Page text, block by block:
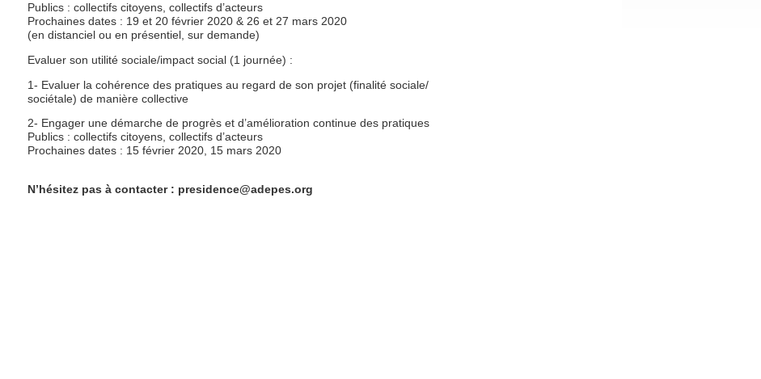
Publics : collectifs citoyens, collectifs d’acteurs
Prochaines dates : 19 et 20 février 2020 & 26 et 27 mars 2020
(en distanciel ou en présentiel, sur demande)
Evaluer son utilité sociale/impact social (1 journée) :
1- Evaluer la cohérence des pratiques au regard de son projet (finalité sociale/
sociétale) de manière collective
2- Engager une démarche de progrès et d’amélioration continue des pratiques
Publics : collectifs citoyens, collectifs d’acteurs
Prochaines dates : 15 février 2020, 15 mars 2020
N’hésitez pas à contacter : presidence@adepes.org